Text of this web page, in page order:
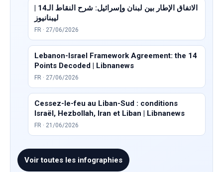
الاتفاق الإطار بين لبنان وإسرائيل: شرح النقاط الـ14 |
ليبنانيوز
FR · 27/06/2026
Lebanon-Israel Framework Agreement: the 14
Points Decoded | Libnanews
FR · 27/06/2026
Cessez-le-feu au Liban-Sud : conditions
Israël, Hezbollah, Iran et Liban | Libnanews
FR · 21/06/2026
Voir toutes les infographies